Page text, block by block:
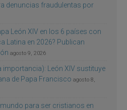
denuncias fraudulentas por
León XIV en los 6 países con
Latina en 2026? Publican
agosto 9, 2026
León XIV sustituye
de Papa Francisco agosto 8,
mundo para ser cristianos en